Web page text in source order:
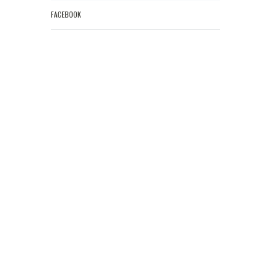
FACEBOOK